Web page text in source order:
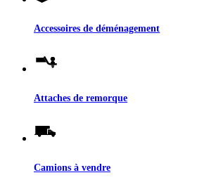
Accessoires de déménagement
Attaches de remorque
Camions à vendre